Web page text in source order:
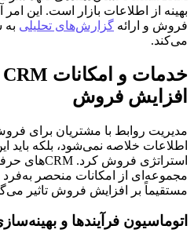
بهینه از اطلاعات بازار است. این
فروش و ارائه گزارش‌های تحلیلی به
می‌کند.
افزایش فروش
مدیریت روابط با مشتریان برای
اطلاعات خلاصه نمی‌شود، بلکه باید
مجموعه‌ای از امکانات منحصر به‌فرد
مستقیماً بر افزایش فروش تاثیر
اتوماسیون فرآیندها و